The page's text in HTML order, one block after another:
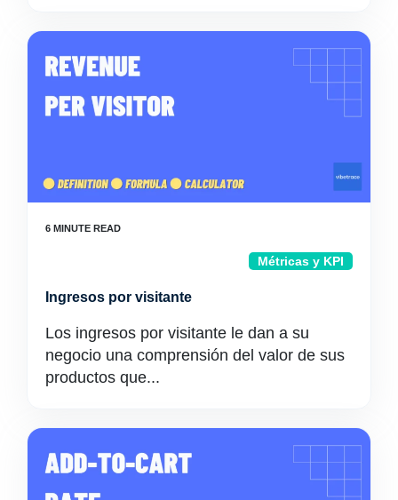
Métricas y KPI
Ingresos por visitante
Los ingresos por visitante le dan a su
negocio una comprensión del valor de sus
productos que...